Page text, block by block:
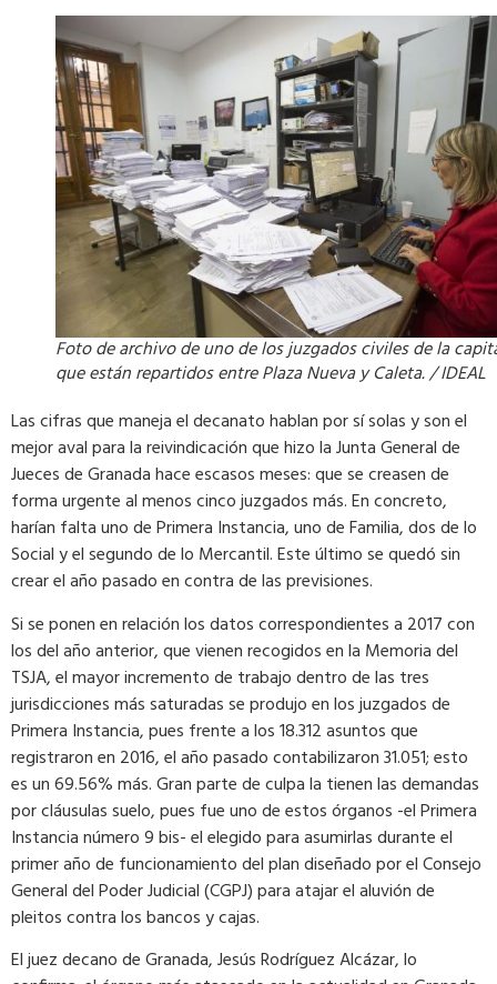
Foto de archivo de uno de los juzgados civiles de la
que están repartidos entre Plaza Nueva y Caleta. / IDEAL
Las cifras que maneja el decanato hablan por sí solas y son el
mejor aval para la reivindicación que hizo la Junta General de
Jueces de Granada hace escasos meses: que se creasen de
forma urgente al menos cinco juzgados más. En concreto,
harían falta uno de Primera Instancia, uno de Familia, dos de lo
Social y el segundo de lo Mercantil. Este último se quedó sin
crear el año pasado en contra de las previsiones.
Si se ponen en relación los datos correspondientes a 2017 con
los del año anterior, que vienen recogidos en la Memoria del
TSJA, el mayor incremento de trabajo dentro de las tres
jurisdicciones más saturadas se produjo en los juzgados de
Primera Instancia, pues frente a los 18.312 asuntos que
registraron en 2016, el año pasado contabilizaron 31.051; esto
es un 69.56% más. Gran parte de culpa la tienen las demandas
por cláusulas suelo, pues fue uno de estos órganos -el Primera
Instancia número 9 bis- el elegido para asumirlas durante el
primer año de funcionamiento del plan diseñado por el Consejo
General del Poder Judicial (CGPJ) para atajar el aluvión de
pleitos contra los bancos y cajas.
El juez decano de Granada, Jesús Rodríguez Alcázar, lo